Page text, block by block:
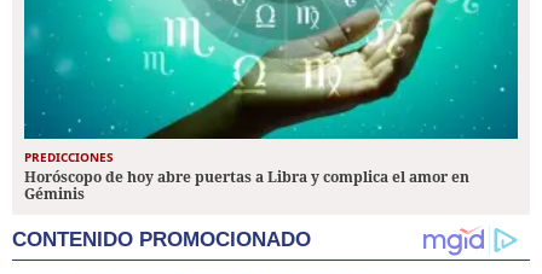
PREDICCIONES
Horóscopo de hoy abre puertas a Libra y complica el amor en
Géminis
CONTENIDO PROMOCIONADO